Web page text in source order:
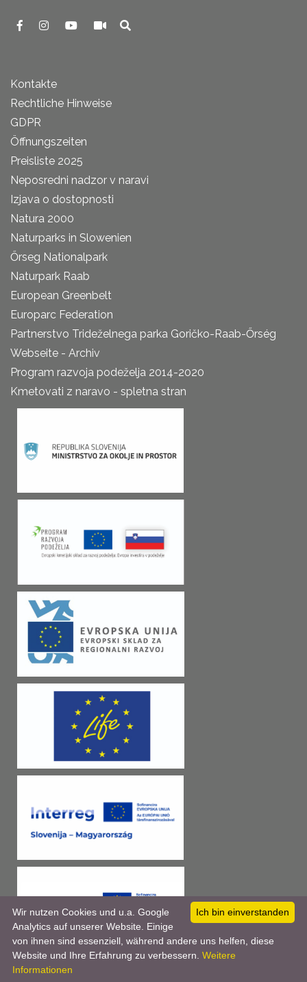
Kontakte
Rechtliche Hinweise
GDPR
Öffnungszeiten
Preisliste 2025
Neposredni nadzor v naravi
Izjava o dostopnosti
Natura 2000
Naturparks in Slowenien
Őrseg Nationalpark
Naturpark Raab
European Greenbelt
Europarc Federation
Partnerstvo Trideželnega parka Goričko-Raab-Őrség
Webseite - Archiv
Program razvoja podeželja 2014-2020
Kmetovati z naravo - spletna stran
Ich bin einverstanden
Wir nutzen Cookies und u.a. Google
Analytics auf unserer Website. Einige
von ihnen sind essenziell, während andere uns helfen, diese
Website und Ihre Erfahrung zu verbessern. Weitere
Informationen